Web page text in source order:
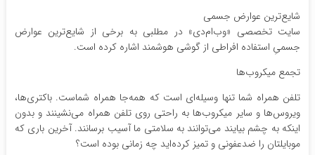
شایع‌ترین عوارض جسمی
سایت تخصصی «وب‌ام‌دی» در مطلبی به برخی از شایع‌ترین عوارض
جسمیِ استفاده افراطی از گوشی هوشمند اشاره کرده است.
تجمع میکروب‌ها
تلفن همراه شما تنها وسیله‌ای است که همه‌جا همراه شماست. باکتری‌ها،
ویروس‌ها و سایر میکروب‌ها به‌ راحتی روی تلفن همراه می‌نشینند و بدون
اینکه به چشم بیایند می‌توانند به سلامتی ما آسیب برسانند. آخرین باری که
موبایلتان را ضدعفونی و تمیز کرده‌اید چه زمانی بوده است؟